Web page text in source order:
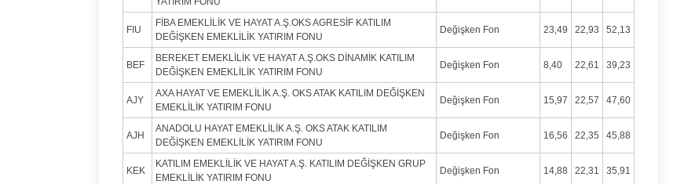
FIU
FİBA EMEKLİLİK VE HAYAT A.Ş.OKS AGRESİF KATILIM
DEĞİŞKEN EMEKLİLİK YATIRIM FONU
Değişken Fon 23,49 22,93 52,13
BEF
BEREKET EMEKLİLİK VE HAYAT A.Ş.OKS DİNAMİK KATILIM
DEĞİŞKEN EMEKLİLİK YATIRIM FONU
Değişken Fon 8,40 22,61 39,23
AJY
AXA HAYAT VE EMEKLİLİK A.Ş. OKS ATAK KATILIM DEĞİŞKEN
EMEKLİLİK YATIRIM FONU
Değişken Fon 15,97 22,57 47,60
AJH
ANADOLU HAYAT EMEKLİLİK A.Ş. OKS ATAK KATILIM
DEĞİŞKEN EMEKLİLİK YATIRIM FONU
Değişken Fon 16,56 22,35 45,88
KEK
KATILIM EMEKLİLİK VE HAYAT A.Ş. KATILIM DEĞİŞKEN GRUP
EMEKLİLİK YATIRIM FONU
Değişken Fon 14,88 22,31 35,91